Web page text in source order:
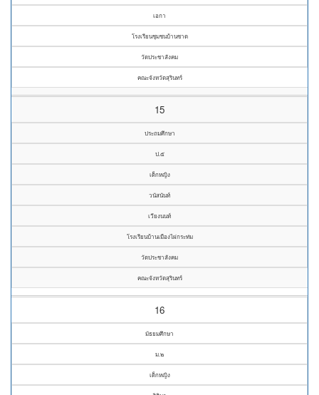
เอกา
โรงเรียนชุมชนบ้านซาด
วัดประชาสังคม
คณะจังหวัดสุรินทร์
15
ประถมศึกษา
ป.๕
เด็กหญิง
วนัสนันท์
เวียงนนท์
โรงเรียนบ้านเมืองไผ่กระท่ม
วัดประชาสังคม
คณะจังหวัดสุรินทร์
16
มัธยมศึกษา
ม.๒
เด็กหญิง